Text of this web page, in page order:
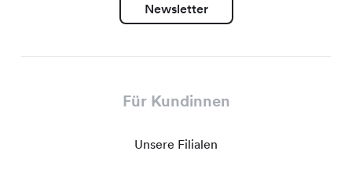
Newsletter
Für Kundinnen
Unsere Filialen